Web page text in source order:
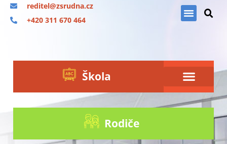
reditel@zsrudna.cz
+420 311 670 464
Škola
Rodiče